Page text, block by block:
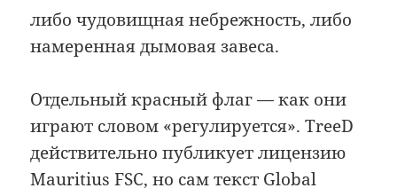
либо чудовищная небрежность, либо
намеренная дымовая завеса.
Отдельный красный флаг — как они
играют словом «регулируется». TreeD
действительно публикует лицензию
Mauritius FSC, но сам текст Global